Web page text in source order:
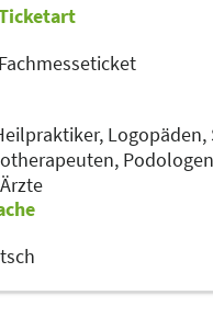
Fachmesseticket
Ärzte